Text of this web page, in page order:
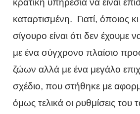
κρατική υπηρεσία να είναι
καταρτισμένη. Γιατί, όποιος
σίγουρο είναι ότι δεν έχουμε
με ένα σύγχρονο πλαίσιο
ζώων αλλά με ένα μεγάλο
σχέδιο, που στήθηκε με
όμως τελικά οι ρυθμίσεις του